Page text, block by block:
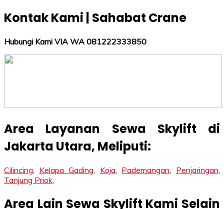
Kontak Kami | Sahabat Crane
Hubungi Kami VIA WA 081222333850
Area Layanan Sewa Skylift di
Jakarta Utara, Meliputi:
Cilincing, Kelapa Gading, Koja, Pademangan, Penjaringan,
Tanjung Priok,
Area Lain Sewa Skylift Kami Selain